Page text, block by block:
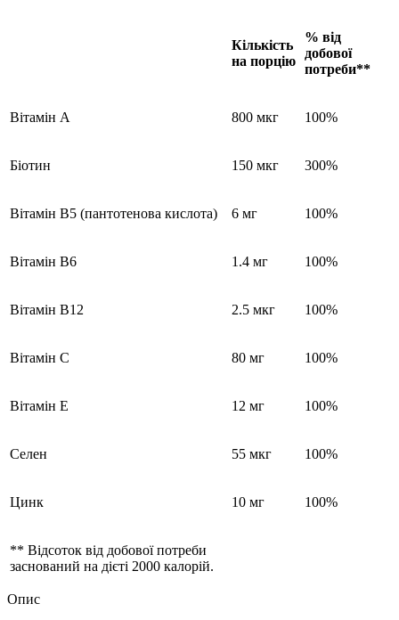
Кількість
на порцію
% від
добової
потреби**
Вітамін А 800 мкг 100%
Біотин 150 мкг 300%
Вітамін В5 (пантотенова кислота) 6 мг 100%
Вітамін В6 1.4 мг 100%
Вітамін В12 2.5 мкг 100%
Вітамін С 80 мг 100%
Вітамін Е 12 мг 100%
Селен 55 мкг 100%
Цинк 10 мг 100%
** Відсоток від добової потреби
заснований на дієті 2000 калорій.
Опис